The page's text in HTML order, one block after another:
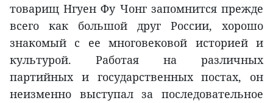
товарищ Нгуен Фу Чонг запомнится прежде
всего как большой друг России, хорошо
знакомый с ее многовековой историей и
культурой. Работая на различных
партийных и государственных постах, он
неизменно выступал за последовательное